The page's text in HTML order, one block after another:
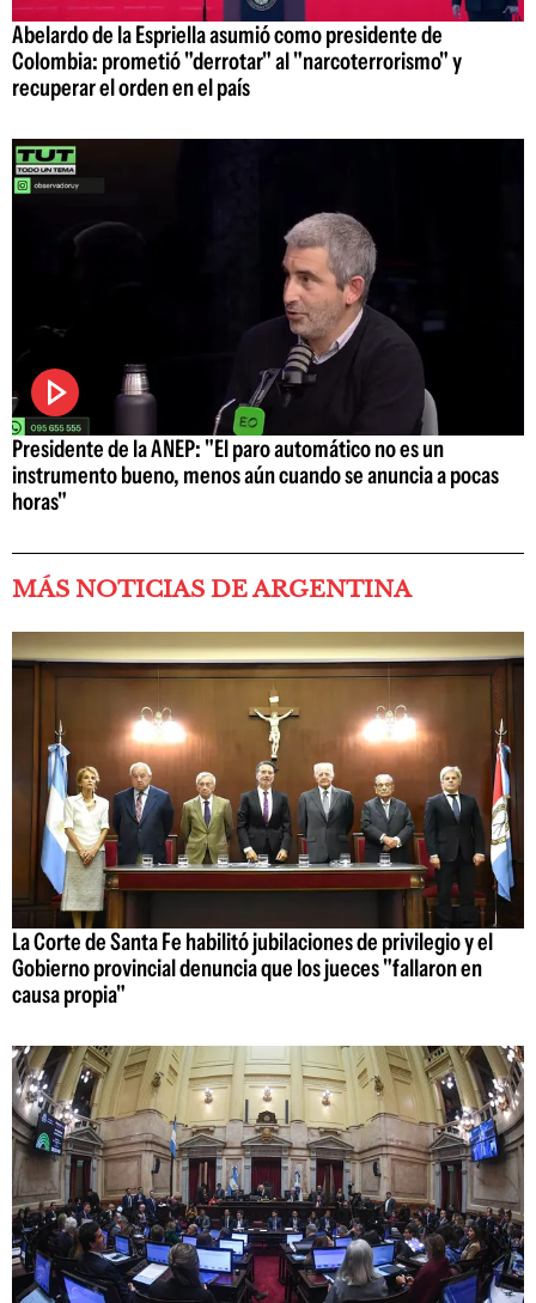
Abelardo de la Espriella asumió como presidente de
Colombia: prometió "derrotar" al "narcoterrorismo" y
recuperar el orden en el país
Presidente de la ANEP: "El paro automático no es un
instrumento bueno, menos aún cuando se anuncia a pocas
horas"
MÁS NOTICIAS DE ARGENTINA
La Corte de Santa Fe habilitó jubilaciones de privilegio y el
Gobierno provincial denuncia que los jueces "fallaron en
causa propia"